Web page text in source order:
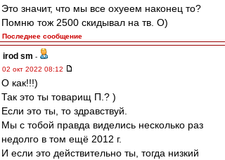
Это значит, что мы все охуеем наконец то?
Помню тож 2500 скидывал на тв. О)
Последнее сообщение
irod sm -
02 окт 2022 08:12
О как!!!)
Так это ты товарищ П.? )
Если это ты, то здравствуй.
Мы с тобой правда виделись несколько раз
недолго в том ещё 2012 г.
И если это действительно ты, тогда низкий